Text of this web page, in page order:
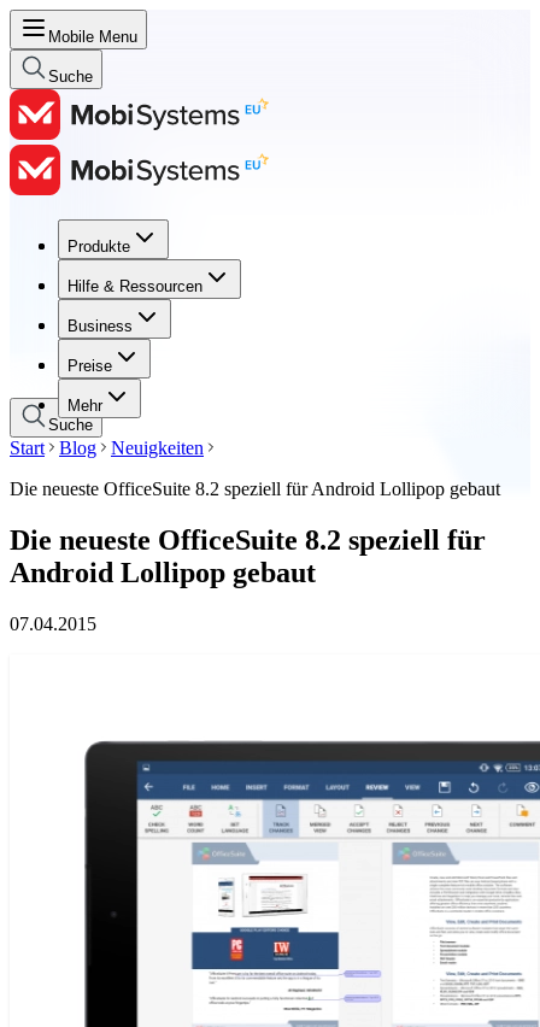
Mobile Menu
Suche
Produkte
Hilfe & Ressourcen
Business
Preise
Mehr
Produkte
Hilfe & Ressourcen
Business
Preise
Suche
Start Blog
Neuigkeiten
Die neueste OfficeSuite 8.2 speziell für Android Lollipop gebaut
Die neueste OfficeSuite 8.2 speziell für
Android Lollipop gebaut
07.04.2015